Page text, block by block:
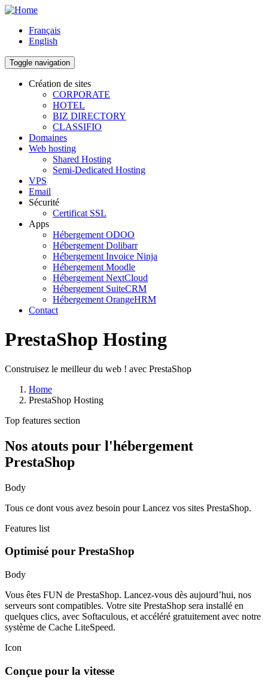
Skip
main
content
Français
English
Toggle navigation
navigation
Création de sites
CORPORATE
HOTEL
BIZ DIRECTORY
CLASSIFIO
Domaines
Web hosting
Shared Hosting
Semi-Dedicated Hosting
VPS
Email
Sécurité
Certificat SSL
Apps
Hébergement ODOO
Hébergement Dolibarr
Hébergement Invoice Ninja
Hébergement Moodle
Hébergement NextCloud
Hébergement SuiteCRM
Hébergement OrangeHRM
Contact
PrestaShop Hosting
Construisez le meilleur du web ! avec PrestaShop
Home
PrestaShop Hosting
Top features section
Nos atouts pour l'hébergement
PrestaShop
Body
Tous ce dont vous avez besoin pour Lancez vos sites PrestaShop.
Features list
Optimisé pour PrestaShop
Body
Vous êtes FUN de PrestaShop. Lancez-vous dès aujourd’hui, nos
serveurs sont compatibles. Votre site PrestaShop sera installé en
quelques clics, avec Softaculous, et accéléré gratuitement avec notre
système de Cache LiteSpeed.
Icon
Conçue pour la vitesse